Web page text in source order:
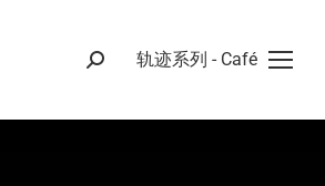
轨迹系列 - Café